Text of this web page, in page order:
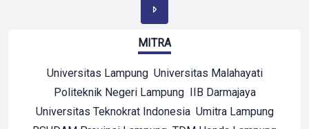
MITRA
Universitas Lampung Universitas Malahayati
Politeknik Negeri Lampung IIB Darmajaya
Universitas Teknokrat Indonesia Umitra Lampung